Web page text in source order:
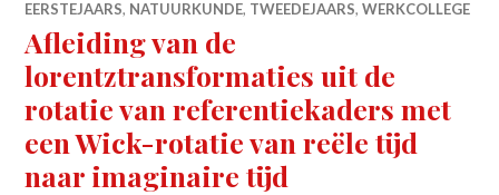
EERSTEJAARS, NATUURKUNDE, TWEEDEJAARS,WERKCOLLEGE
Afleiding van de
lorentztransformaties uit de
rotatie van referentiekaders met
een Wick-rotatie van reële tijd
naar imaginaire tijd